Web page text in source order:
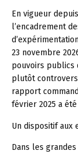
En vigueur
l’encadrement
23 novembre
pouvoirs publics
plutôt
rapport
février 2025 a
Un dispositif aux
Dans les